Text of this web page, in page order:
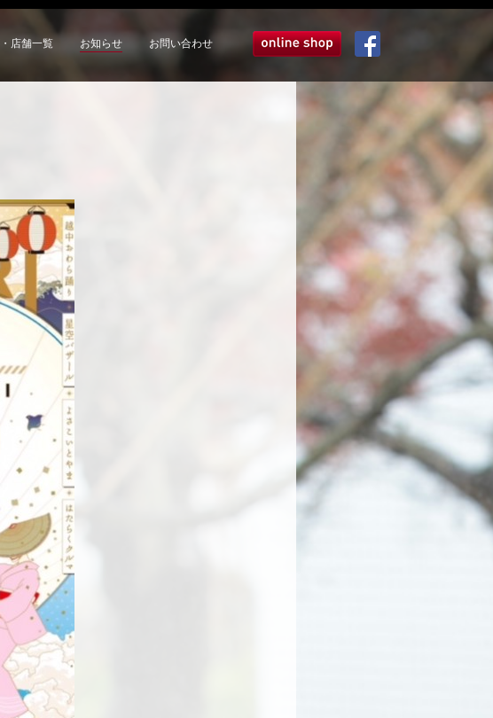
店舗一覧 お知らせ お問い合わせ オンラインショップ